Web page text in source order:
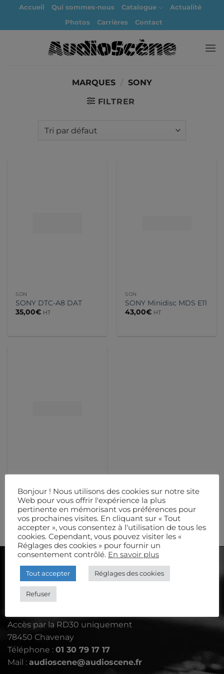
Passer
contenu
Accueil Qui sommes-nous Catalogue
Actualité
Photos
Carrières Contact
MARQUES / SONY
FILTRER
SON
SONY DTC-A8 DAT
35,00€ HT
SON
SONY Minidisc MDS E11
43,00€ HT
SONY Minidisc MDS6
E55
43,00 € HT
AUDIOSCÈNE
Le Petit Aulnay - rue de Davron
Accès par la RD30 uniquement
78450 Chavenay
Téléphone : 01 30 79 17 17
Mail : audioscene@audioscene.fr
Bonjour ! Nous utilisons des cookies sur notre site
Web pour vous offrir l'expérience la plus
pertinente en mémorisant vos préférences pour
vos prochaines visites. En cliquant sur « Tout
accepter », vous consentez à l'utilisation de tous les
cookies. Cependant, vous pouvez visiter les «
Réglages des cookies » pour fournir un
consentement contrôlé. En savoir plus
Tout accepter Réglages des cookies
Refuser